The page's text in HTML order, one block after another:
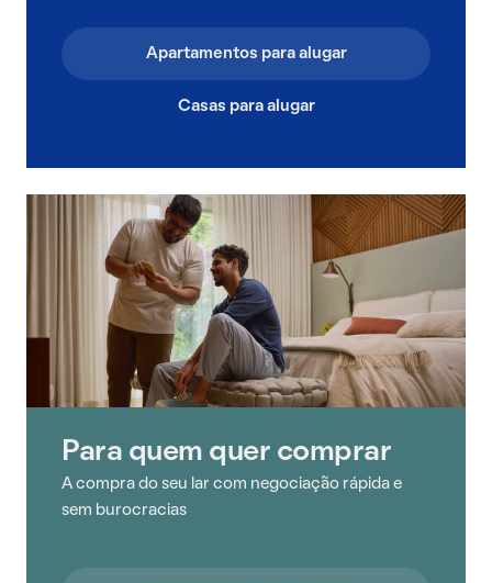
Apartamentos para alugar
Casas para alugar
Para quem quer comprar
A compra do seu lar com negociação rápida e
sem burocracias